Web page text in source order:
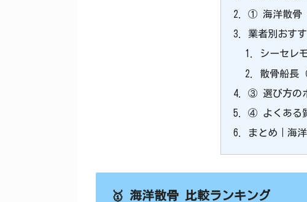
① 海洋散骨
業者別おす
シーセレ
散骨船長
③ 選び方の
④ よくある
まとめ｜海
🥇 海洋散骨 比較ランキング